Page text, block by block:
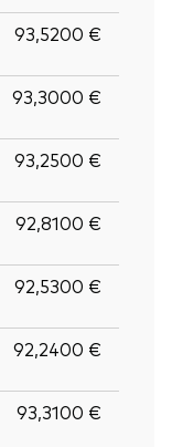
93,5200 €
93,3000 €
93,2500 €
92,8100 €
92,5300 €
92,2400 €
93,3100 €